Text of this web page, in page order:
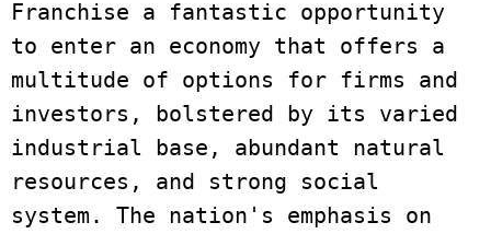
Franchise a fantastic opportunity
to enter an economy that offers a
multitude of options for firms and
investors, bolstered by its varied
industrial base, abundant natural
resources, and strong social
system. The nation's emphasis on